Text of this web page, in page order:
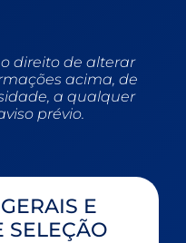
direito de alterar
acima, de
a qualquer
prévio.
E
SELEÇÃO